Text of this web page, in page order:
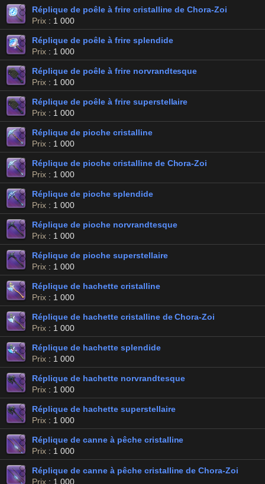
Réplique de poêle à frire cristalline de Chora-Zoi
Prix: 1 000
Réplique de poêle à frire splendide
Prix: 1 000
Réplique de poêle à frire norvrandtesque
Prix: 1 000
Réplique de poêle à frire superstellaire
Prix: 1 000
Réplique de pioche cristalline
Prix: 1 000
Réplique de pioche cristalline de Chora-Zoi
Prix: 1 000
Réplique de pioche splendide
Prix: 1 000
Réplique de pioche norvrandtesque
Prix: 1 000
Réplique de pioche superstellaire
Prix: 1 000
Réplique de hachette cristalline
Prix: 1 000
Réplique de hachette cristalline de Chora-Zoi
Prix: 1 000
Réplique de hachette splendide
Prix: 1 000
Réplique de hachette norvrandtesque
Prix: 1 000
Réplique de hachette superstellaire
Prix: 1 000
Réplique de canne à pêche cristalline
Prix: 1 000
Réplique de canne à pêche cristalline de Chora-Zoi
Prix: 1 000